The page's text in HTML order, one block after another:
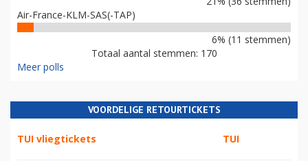
Air-France-KLM-SAS(-TAP)
6% (11 stemmen)
Totaal aantal stemmen: 170
Meer polls
VOORDELIGE RETOURTICKETS
TUI vliegtickets TUI